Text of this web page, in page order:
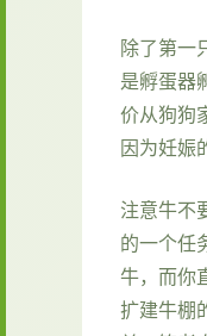
除了第一
是孵蛋器
价从狗狗
因为妊娠
注意牛不
的一个任
牛，而你
扩建牛棚